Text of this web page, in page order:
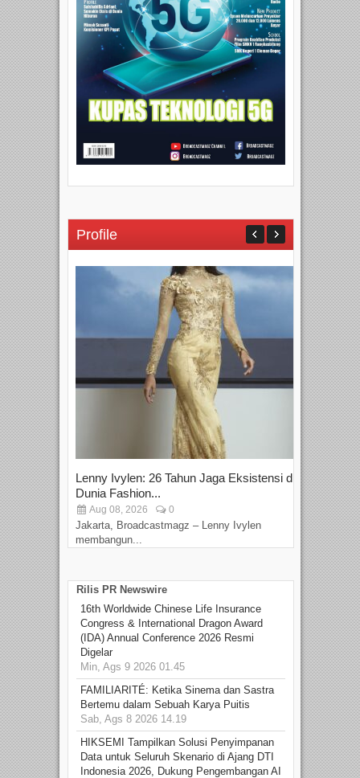
Profile
Lenny Ivylen: 26 Tahun Jaga Eksistensi di
Dunia Fashion...
Aug 08, 2026 0
Jakarta, Broadcastmagz – Lenny Ivylen
membangun...
Rilis PR Newswire
16th Worldwide Chinese Life Insurance
Congress & International Dragon Award
(IDA) Annual Conference 2026 Resmi
Digelar
Min, Ags 9 2026 01.45
FAMILIARITÉ: Ketika Sinema dan Sastra
Bertemu dalam Sebuah Karya Puitis
Sab, Ags 8 2026 14.19
HIKSEMI Tampilkan Solusi Penyimpanan
Data untuk Seluruh Skenario di Ajang DTI
Indonesia 2026, Dukung Pengembangan AI